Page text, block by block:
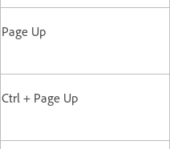
Page Up
Ctrl + Page Up